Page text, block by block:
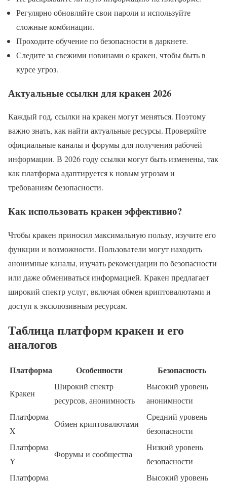
Регулярно обновляйте свои пароли и используйте
сложные комбинации.
Проходите обучение по безопасности в даркнете.
Следите за свежими новинами о кракен, чтобы быть в
курсе угроз.
Актуальные ссылки для кракен 2026
Каждый год, ссылки на кракен могут меняться. Поэтому
важно знать, как найти актуальные ресурсы. Проверяйте
официальные каналы и форумы для получения рабочей
информации. В 2026 году ссылки могут быть изменены, так
как платформа адаптируется к новым угрозам и
требованиям безопасности.
Как использовать кракен эффективно?
Чтобы кракен приносил максимальную пользу, изучите его
функции и возможности. Пользователи могут находить
анонимные каналы, изучать рекомендации по безопасности
или даже обмениваться информацией. Кракен предлагает
широкий спектр услуг, включая обмен криптовалютами и
доступ к эксклюзивным ресурсам.
Таблица платформ кракен и его
аналогов
Платформа Особенности Безопасность
Кракен
Широкий спектр
ресурсов, анонимность
Высокий уровень
анонимности
Платформа
X
Обмен криптовалютами
Средний уровень
безопасности
Платформа
Y
Форумы и сообщества
Низкий уровень
безопасности
Платформа
Высокий уровень